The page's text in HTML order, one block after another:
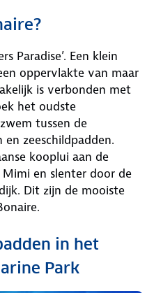
Paradise’. Een klein
oppervlakte van maar
is verbonden met
het oudste
tussen de
en zeeschildpadden.
kooplui aan de
en slenter door de
Dit zijn de mooiste
in het
Park